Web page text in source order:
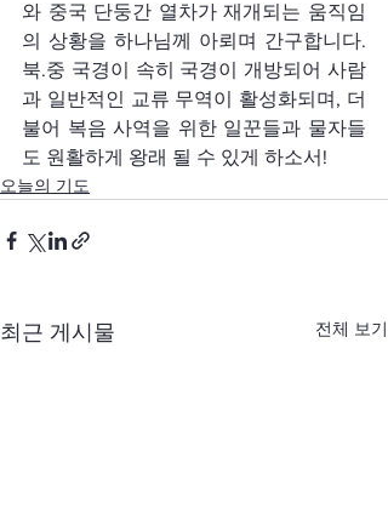
와 중국 단둥간 열차가 재개되는 움직임
의 상황을 하나님께 아뢰며 간구합니다.
북.중 국경이 속히 국경이 개방되어 사람
과 일반적인 교류 무역이 활성화되며, 더
불어 복음 사역을 위한 일꾼들과 물자들
도 원활하게 왕래 될 수 있게 하소서!
오늘의 기도
최근 게시물 전체 보기